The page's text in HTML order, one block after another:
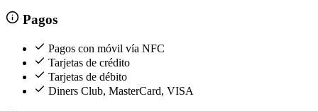
Pagos
Pagos con móvil vía NFC
Tarjetas de crédito
Tarjetas de débito
Diners Club, MasterCard, VISA